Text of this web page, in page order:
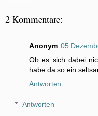
2 Kommentare:
Anonym 05
Ob es sich dabei
habe da so ein
Antworten
Antworten